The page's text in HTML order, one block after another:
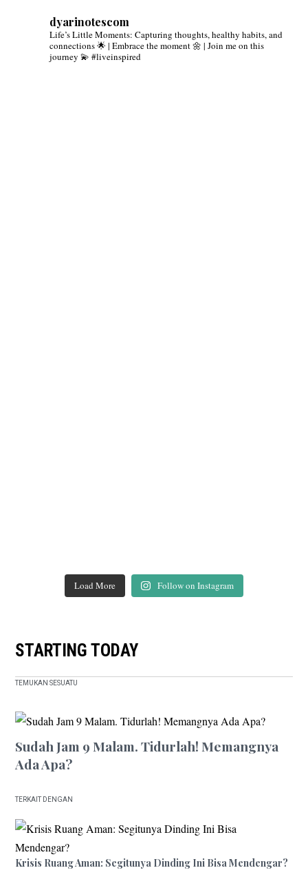
dyarinotescom
Life’s Little Moments: Capturing thoughts, healthy habits, and
connections 🌟 | Embrace the moment 🌼 | Join me on this
journey 💫 #liveinspired
Load More Follow on Instagram
STARTING TODAY
TEMUKAN SESUATU
Sudah Jam 9 Malam. Tidurlah! Memangnya
Ada Apa?
TERKAIT DENGAN
Krisis Ruang Aman: Segitunya Dinding Ini Bisa Mendengar?